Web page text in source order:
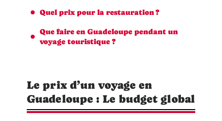
Quel prix pour la restauration ?
Que faire en Guadeloupe pendant un
voyage touristique ?
Le prix d’un voyage en
Guadeloupe : Le budget global